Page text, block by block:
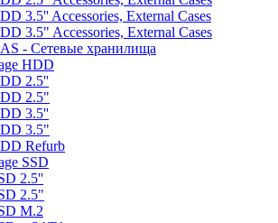
3.5'' Accessories, External Cases
3.5" Accessories, External Cases
- Сетевые хранилища
HDD
2.5''
2.5"
3.5''
3.5"
Refurb
SSD
2.5''
2.5"
M.2